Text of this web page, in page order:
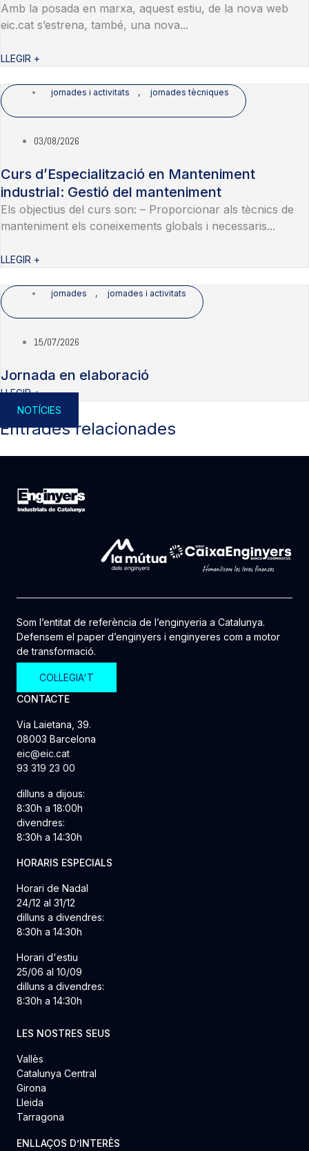
Amb la posada en marxa, aquest estiu, de la nova web
eic.cat s’estrena, també, una nova...
LLEGIR +
jornades i activitats , jornades tècniques
03/08/2026
Curs d’Especialització en Manteniment
industrial: Gestió del manteniment
Els objectius del curs son: – Proporcionar als tècnics de
manteniment els coneixements globals i necessaris...
LLEGIR +
jornades , jornades i activitats
15/07/2026
Jornada en elaboració
LLEGIR +
NOTÍCIES
Entrades relacionades
Som l’entitat de referència de l’enginyeria a Catalunya.
Defensem el paper d’enginyers i enginyeres com a motor
de transformació.
COL·LEGIA'T
CONTACTE
Via Laietana, 39.
08003 Barcelona
eic@eic.cat
93 319 23 00
dilluns a dijous:
8:30h a 18:00h
divendres:
8:30h a 14:30h
HORARIS ESPECIALS
Horari de Nadal
24/12 al 31/12
dilluns a divendres:
8:30h a 14:30h
Horari d'estiu
25/06 al 10/09
dilluns a divendres:
8:30h a 14:30h
LES NOSTRES SEUS
Vallès
Catalunya Central
Girona
Lleida
Tarragona
ENLLAÇOS D’INTERÈS